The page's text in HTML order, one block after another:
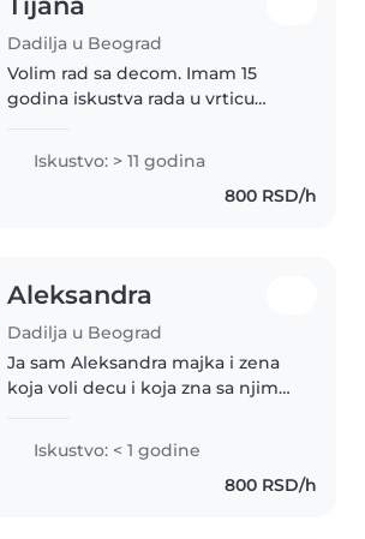
Dadilja u Beograd
Volim rad sa decom. Imam 15
godina iskustva rada u vrticu
beba i male dece. Možete me
kontaktirati ako imate bilo kakva
Iskustvo: > 11 godina
800 RSD/h
Aleksandra
Dadilja u Beograd
Ja sam Aleksandra majka i zena
koja voli decu i koja zna sa njima
koju deca vole jer u svakom
vidim jednu bajku i malu
princezu ili princa koji su..
Iskustvo: < 1 godine
800 RSD/h